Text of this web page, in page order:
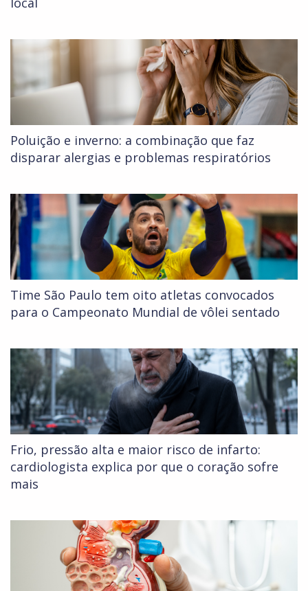
Poluição e inverno: a combinação que faz
disparar alergias e problemas respiratórios
Time São Paulo tem oito atletas convocados
para o Campeonato Mundial de vôlei sentado
Frio, pressão alta e maior risco de infarto:
cardiologista explica por que o coração sofre
mais